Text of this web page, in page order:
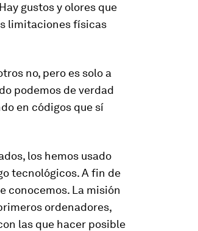
gustos y olores que
limitaciones físicas
no, pero es solo a
podemos de verdad
en códigos que sí
los hemos usado
tecnológicos. A fin de
conocemos. La misión
ordenadores,
las que hacer posible